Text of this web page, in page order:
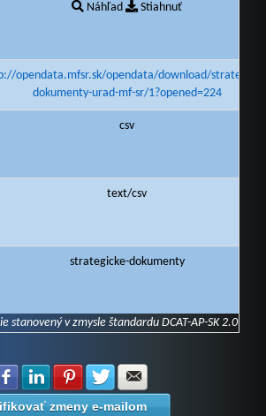
Náhľad Stiahnuť
opendata.mfsr.sk/opendata/download/
dokumenty-urad-mf-sr/1?opened=224
csv
text/csv
strategicke-dokumenty
stanovený v zmysle štandardu DCAT-AP-SK 2.0
Zdielať na Facebook
Zdielať na LinkedIn
Zdielať na Pinterest
Zdielať na Twitter
zmeny e-mailom